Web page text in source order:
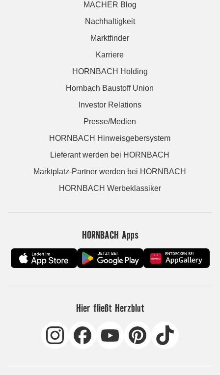
MACHER Blog
Nachhaltigkeit
Marktfinder
Karriere
HORNBACH Holding
Hornbach Baustoff Union
Investor Relations
Presse/Medien
HORNBACH Hinweisgebersystem
Lieferant werden bei HORNBACH
Marktplatz-Partner werden bei HORNBACH
HORNBACH Werbeklassiker
HORNBACH Apps
Hier fließt Herzblut